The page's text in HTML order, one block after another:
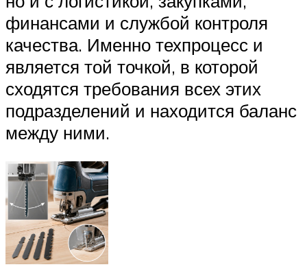
финансами и службой контроля
качества. Именно техпроцесс и
является той точкой, в которой
сходятся требования всех этих
подразделений и находится баланс
между ними.